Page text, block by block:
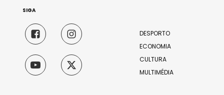
DESPORTO
ECONOMIA
CULTURA
MULTIMÉDIA
SIGA